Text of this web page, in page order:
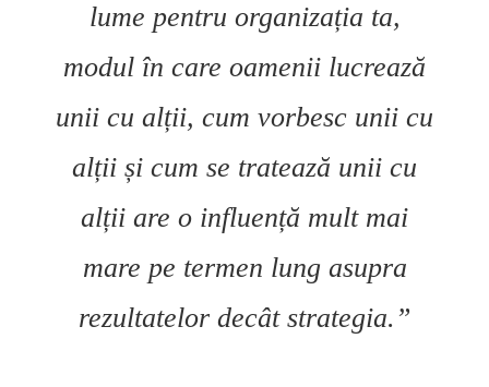
lume pentru organizația ta,
modul în care oamenii lucrează
unii cu alții, cum vorbesc unii cu
alții și cum se tratează unii cu
alții are o influență mult mai
mare pe termen lung asupra
rezultatelor decât strategia.”